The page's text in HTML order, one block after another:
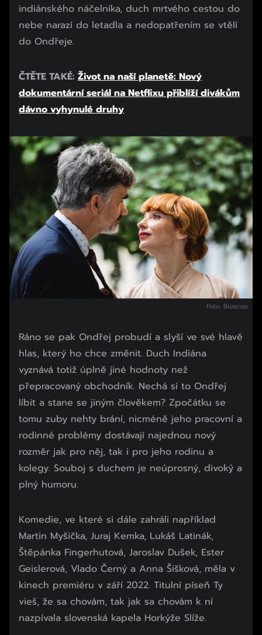
indiánského náčelníka, duch mrtvého cestou do
nebe narazí do letadla a nedopatřením se vtělí
do Ondřeje.
ČTĚTE TAKÉ: Život na naší planetě: Nový
dokumentární seriál na Netflixu přiblíží divákům
dávno vyhynulé druhy
Foto: Bioscop
Ráno se pak Ondřej probudí a slyší ve své hlavě
hlas, který ho chce změnit. Duch Indiána
vyznává totiž úplně jiné hodnoty než
přepracovaný obchodník. Nechá si to Ondřej
líbit a stane se jiným člověkem? Zpočátku se
tomu zuby nehty brání, nicméně jeho pracovní a
rodinné problémy dostávají najednou nový
rozměr jak pro něj, tak i pro jeho rodinu a
kolegy. Souboj s duchem je neúprosný, divoký a
plný humoru.
Začátek reklamy
Konec reklamy
Komedie, ve které si dále zahráli například
Martin Myšička, Juraj Kemka, Lukáš Latinák,
Štěpánka Fingerhutová, Jaroslav Dušek, Ester
Geislerová, Vlado Černý a Anna Šišková, měla v
kinech premiéru v září 2022. Titulní píseň Ty
vieš, že sa chovám, tak jak sa chovám k ní
nazpívala slovenská kapela Horkýže Slíže.